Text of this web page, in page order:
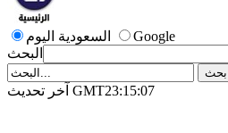
السعودية اليوم
Google
البحث
آخر تحديث GMT23:15:07